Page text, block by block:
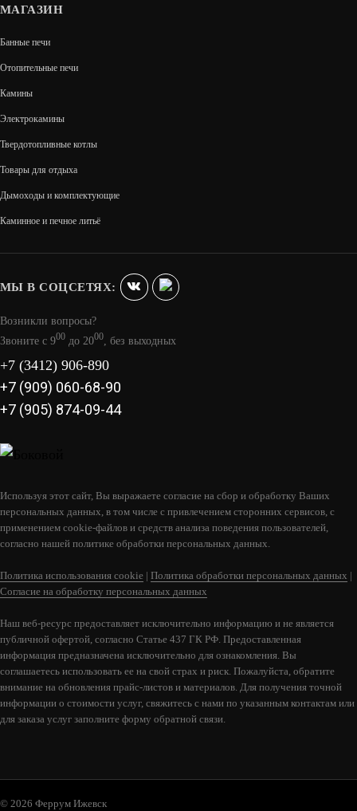
АТМОСФЕРА-XL В ЛАМЕЛИ ИЗ
НАТУРАЛЬНОГО КАМНЯ "ПИРОКСЕНИТ"
В КОРЗИНУ
МАГАЗИН
Банные печи
Отопительные печи
Камины
Электрокамины
Твердотопливные котлы
Товары для отдыха
Дымоходы и комплектующие
Каминное и печное литьё
МЫ В СОЦСЕТЯХ:
Возникли вопросы?
Звоните с 900 до 2000 , без выходных
+7 (3412) 906-890
+7 (909) 060-68-90
+7 (905) 874-09-44
Используя этот сайт, Вы выражаете согласие на сбор и обработку Ваших
персональных данных, в том числе с привлечением сторонних сервисов, с
применением cookie-файлов и средств анализа поведения пользователей,
согласно нашей политике обработки персональных данных.
Политика использования cookie | Политика обработки персональных данных |
Согласие на обработку персональных данных
Наш веб-ресурс предоставляет исключительно информацию и не является
публичной офертой, согласно Статье 437 ГК РФ. Предоставленная
информация предназначена исключительно для ознакомления. Вы
соглашаетесь использовать ее на свой страх и риск. Пожалуйста, обратите
внимание на обновления прайс-листов и материалов. Для получения точной
информации о стоимости услуг, свяжитесь с нами по указанным контактам или
для заказа услуг заполните форму обратной связи.
© 2026 Феррум Ижевск